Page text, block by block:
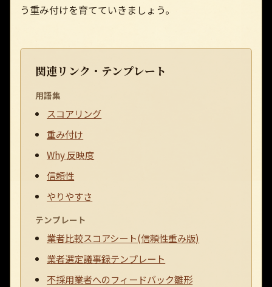
う重み付けを育てていきましょう。
関連リンク・テンプレート
用語集
スコアリング
重み付け
Why 反映度
信頼性
やりやすさ
テンプレート
業者比較スコアシート(信頼性重み版)
業者選定議事録テンプレート
不採用業者へのフィードバック雛形